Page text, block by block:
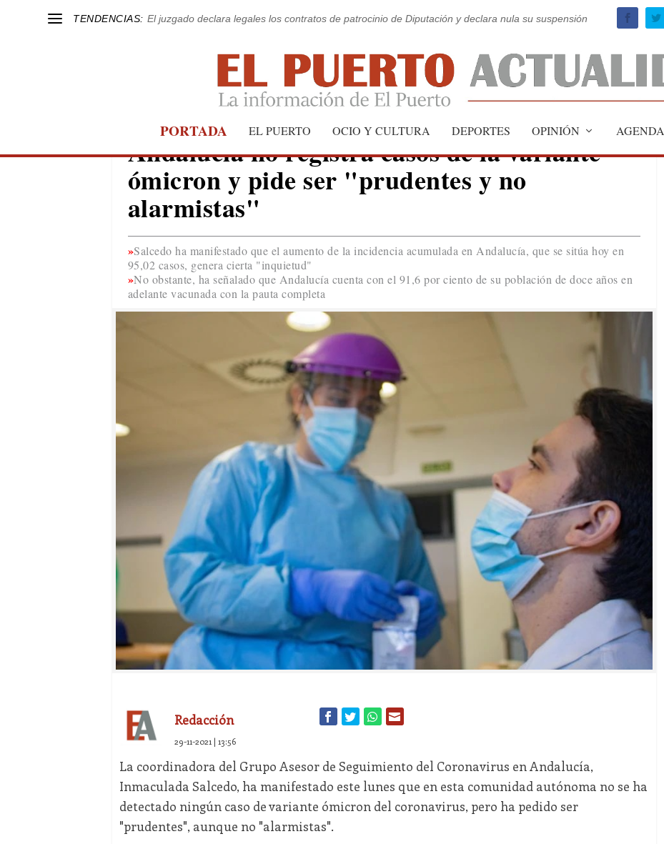
TENDENCIAS: El juzgado declara legales los contratos de patrocinio de Diputación y declara nula su suspensión
PORTADA EL PUERTO OCIO Y CULTURA DEPORTES OPINIÓN AGENDA
COVID-19
Andalucía no registra casos de la variante
ómicron y pide ser "prudentes y no
alarmistas"
Salcedo ha manifestado que el aumento de la incidencia acumulada en Andalucía, que se sitúa hoy en
95,02 casos, genera cierta "inquietud"
No obstante, ha señalado que Andalucía cuenta con el 91,6 por ciento de su población de doce años en
adelante vacunada con la pauta completa
Redacción
29-11-2021 | 13:56
La coordinadora del Grupo Asesor de Seguimiento del Coronavirus en Andalucía,
Inmaculada Salcedo, ha manifestado este lunes que en esta comunidad autónoma no se ha
detectado ningún caso de variante ómicron del coronavirus, pero ha pedido ser
"prudentes", aunque no "alarmistas".